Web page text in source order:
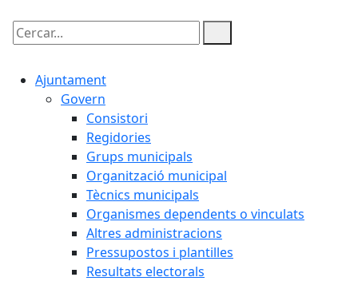
Cercar:
Ajuntament
Govern
Consistori
Regidories
Grups municipals
Organització municipal
Tècnics municipals
Organismes dependents o vinculats
Altres administracions
Pressupostos i plantilles
Resultats electorals